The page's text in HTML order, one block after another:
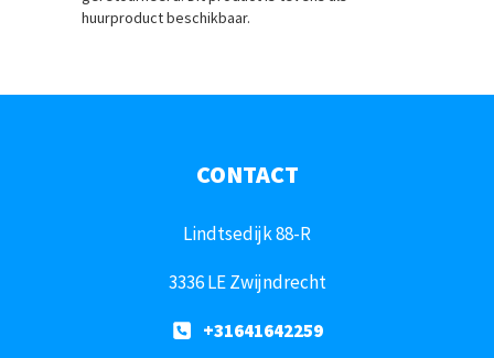
huurproduct beschikbaar.
CONTACT
Lindtsedijk 88-R
3336 LE Zwijndrecht
+31641642259